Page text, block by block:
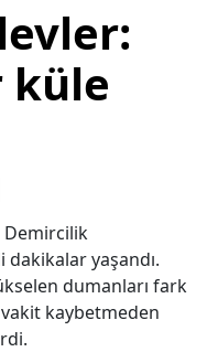
küle
Demircilik
yaşandı.
dumanları fark
kaybetmeden